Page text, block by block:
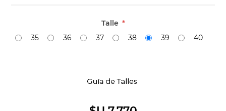
Talle *
35
36 37 38 39 40